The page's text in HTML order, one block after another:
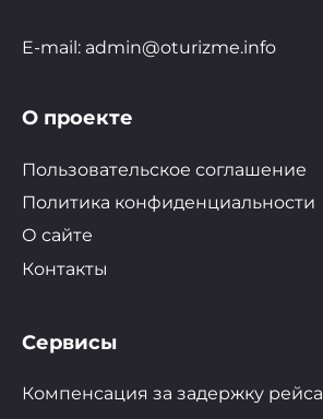
E-mail: admin@oturizme.info
О проекте
Пользовательское соглашение
Политика конфиденциальности
О сайте
Контакты
Сервисы
Компенсация за задержку рейса